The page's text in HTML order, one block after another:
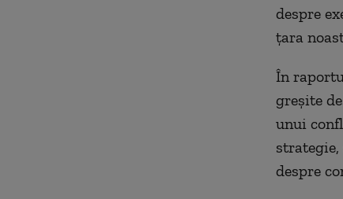
despre
țara
În
greșite
unui
despre